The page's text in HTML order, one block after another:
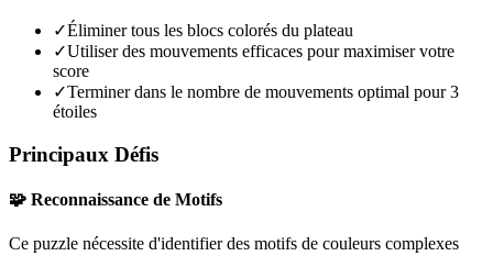
✓Éliminer tous les blocs colorés du plateau
✓Utiliser des mouvements efficaces pour maximiser votre
score
✓Terminer dans le nombre de mouvements optimal pour 3
étoiles
Principaux Défis
🧩 Reconnaissance de Motifs
Ce puzzle nécessite d'identifier des motifs de couleurs complexes